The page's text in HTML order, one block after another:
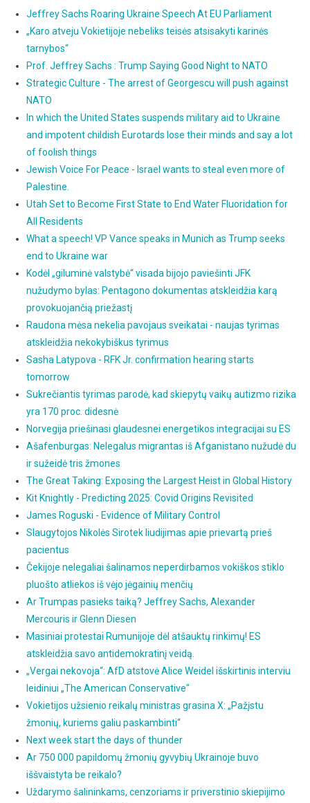
Jeffrey Sachs Roaring Ukraine Speech At EU Parliament
„Karo atveju Vokietijoje nebeliks teisės atsisakyti karinės
tarnybos“
Prof. Jeffrey Sachs : Trump Saying Good Night to NATO
Strategic Culture - The arrest of Georgescu will push against
NATO
In which the United States suspends military aid to Ukraine
and impotent childish Eurotards lose their minds and say a lot
of foolish things
Jewish Voice For Peace - Israel wants to steal even more of
Palestine.
Utah Set to Become First State to End Water Fluoridation for
All Residents
What a speech! VP Vance speaks in Munich as Trump seeks
end to Ukraine war
Kodėl „giluminė valstybė“ visada bijojo paviešinti JFK
nužudymo bylas: Pentagono dokumentas atskleidžia karą
provokuojančią priežastį
Raudona mėsa nekelia pavojaus sveikatai - naujas tyrimas
atskleidžia nekokybiškus tyrimus
Sasha Latypova - RFK Jr. confirmation hearing starts
tomorrow
Sukrečiantis tyrimas parodė, kad skiepytų vaikų autizmo rizika
yra 170 proc. didesnė
Norvegija priešinasi glaudesnei energetikos integracijai su ES
Ašafenburgas: Nelegalus migrantas iš Afganistano nužudė du
ir sužeidė tris žmones
The Great Taking: Exposing the Largest Heist in Global History
Kit Knightly - Predicting 2025: Covid Origins Revisited
James Roguski - Evidence of Military Control
Slaugytojos Nikolės Sirotek liudijimas apie prievartą prieš
pacientus
Čekijoje nelegaliai šalinamos neperdirbamos vokiškos stiklo
pluošto atliekos iš vėjo jėgainių menčių
Ar Trumpas pasieks taiką? Jeffrey Sachs, Alexander
Mercouris ir Glenn Diesen
Masiniai protestai Rumunijoje dėl atšauktų rinkimų! ES
atskleidžia savo antidemokratinį veidą.
„Vergai nekovoja“: AfD atstovė Alice Weidel išskirtinis interviu
leidiniui „The American Conservative"
Vokietijos užsienio reikalų ministras grasina X: „Pažįstu
žmonių, kuriems galiu paskambinti“
Next week start the days of thunder
Ar 750 000 papildomų žmonių gyvybių Ukrainoje buvo
iššvaistyta be reikalo?
Uždarymo šalininkams, cenzoriams ir priverstinio skiepijimo